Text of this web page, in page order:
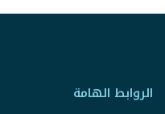
الروابط الهامة